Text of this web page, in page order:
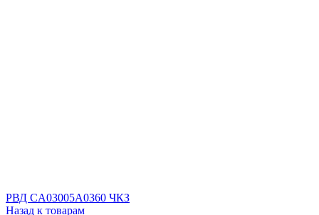
РВД CA03005A0360 ЧКЗ
Назад к товарам